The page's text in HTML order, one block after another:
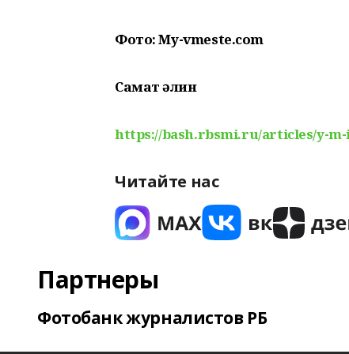
Фото: My-vmeste.com
Самат Ғәлин
https://bash.rbsmi.ru/articles/y-
Читайте нас
Партнеры
Фотобанк журналистов РБ